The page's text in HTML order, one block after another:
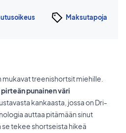
Maksutapoja
mukavat treenishortsit miehille.
punainen väri
kankaasta, jossa on Dri-
auttaa pitämään sinut
se tekee shortseista hikeä